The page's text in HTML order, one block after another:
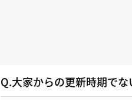
Q.大家からの更新時期で